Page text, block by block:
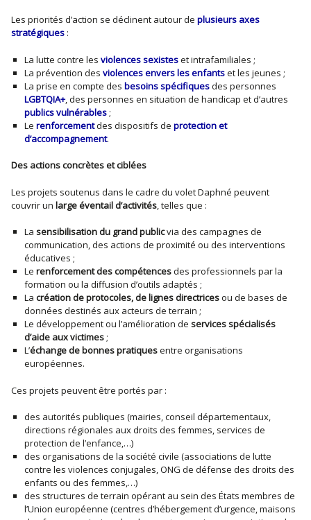
Les priorités d’action se déclinent autour de plusieurs axes
stratégiques:
La lutte contre lesviolences sexisteset intrafamiliales ;
La prévention desviolences envers les enfantset les jeunes ;
La prise en compte desbesoins spécifiquesdes personnes
LGBTQIA+, des personnes en situation de handicap et d’autres
publics vulnérables;
Le renforcementdes dispositifs deprotection et
d’accompagnement.
Des actions concrètes et ciblées
Les projets soutenus dans le cadre du volet Daphné peuvent
couvrir un large éventail d’activités, telles que :
Lasensibilisation du grand publicvia des campagnes de
communication, des actions de proximité ou des interventions
éducatives ;
Lerenforcement des compétencesdes professionnels par la
formation ou la diffusion d’outils adaptés ;
Lacréation de protocoles, de lignes directricesou de bases de
données destinés aux acteurs de terrain ;
Le développement ou l’amélioration deservices spécialisés
d’aide aux victimes;
L’échange de bonnes pratiquesentre organisations
européennes.
Ces projets peuvent être portés par :
des autorités publiques (mairies, conseil départementaux,
directions régionales aux droits des femmes, services de
protection de l’enfance,…)
des organisations de la société civile (associations de lutte
contre les violences conjugales, ONG de défense des droits des
enfants ou des femmes,…)
des structures de terrain opérant au sein des États membres de
l’Union européenne (centres d’hébergement d’urgence, maisons